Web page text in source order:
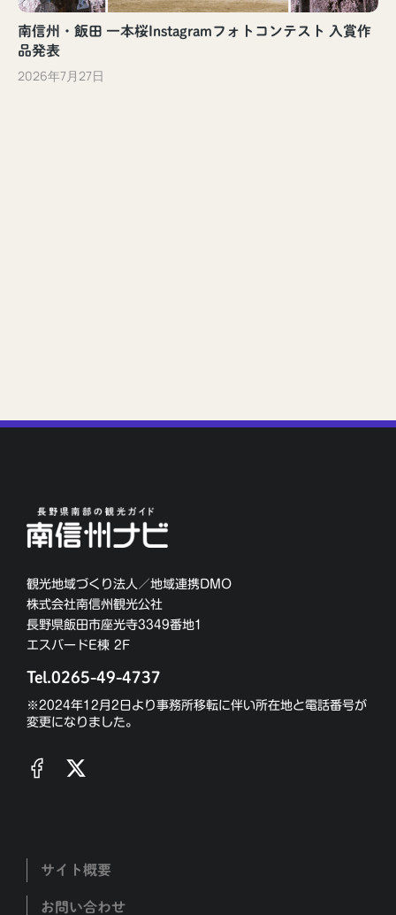
南信州・飯田 一本桜Instagramフォトコンテスト 入賞作
品発表
2026年7月27日
観光地域づくり法人／地域連携DMO
株式会社南信州観光公社
長野県飯田市座光寺3349番地1
エスバードE棟 2F
Tel.0265-49-4737
※2024年12月2日より事務所移転に伴い所在地と電話番号が
変更になりました。
サイト概要
お問い合わせ